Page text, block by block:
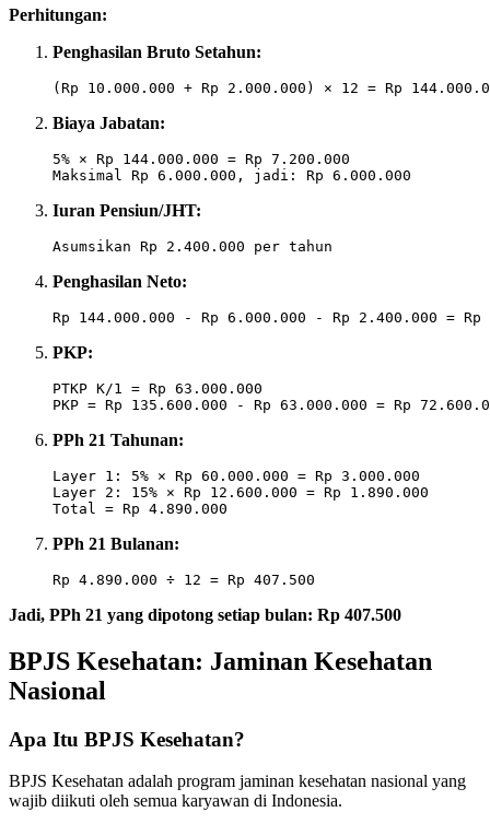
Perhitungan:
Penghasilan Bruto Setahun:
Biaya Jabatan:
5% × Rp 144.000.000 = Rp 7.200.000
Iuran Pensiun/JHT:
Penghasilan Neto:
PKP:
PTKP K/1 = Rp 63.000.000
PPh 21 Tahunan:
Layer 1: 5% × Rp 60.000.000 = Rp 3.000.000
Layer 2: 15% × Rp 12.600.000 = Rp 1.890.000
PPh 21 Bulanan:
Jadi, PPh 21 yang dipotong setiap bulan: Rp 407.500
BPJS Kesehatan: Jaminan Kesehatan
Nasional
Apa Itu BPJS Kesehatan?
BPJS Kesehatan adalah program jaminan kesehatan nasional yang
wajib diikuti oleh semua karyawan di Indonesia.